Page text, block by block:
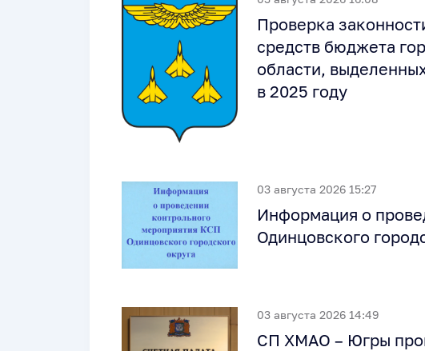
Проверка
средств бюджета
области,
в 2025 году
03 августа 2026 15:27
Информация о
Одинцовского
03 августа 2026 14:49
СП ХМАО – Югры